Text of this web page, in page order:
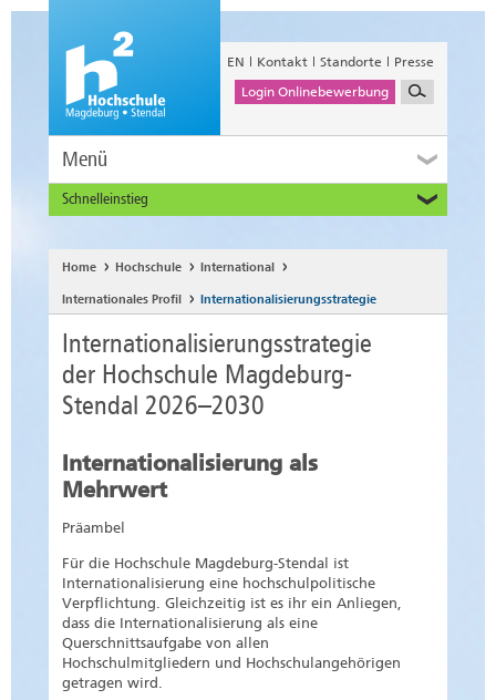
EN Kontakt Standorte
Presse
Login Onlinebewerbung
Menü
Schnelleinstieg
Alumni
Unternehmen und Institutionen
Studierende
Beschäftigte
International
Home Hochschule International
Internationales Profil Internationalisierungsstrategie
Internationalisierungsstrategie
der Hochschule Magdeburg-
Stendal 2026–2030
Internationalisierung als
Mehrwert
Präambel
Für die Hochschule Magdeburg-Stendal ist
Internationalisierung eine hochschulpolitische
Verpflichtung. Gleichzeitig ist es ihr ein Anliegen,
dass die Internationalisierung als eine
Querschnittsaufgabe von allen
Hochschulmitgliedern und Hochschulangehörigen
getragen wird.